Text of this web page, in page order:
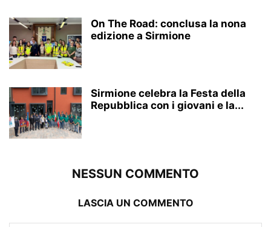
On The Road: conclusa la nona
edizione a Sirmione
Sirmione celebra la Festa della
Repubblica con i giovani e la...
NESSUN COMMENTO
LASCIA UN COMMENTO